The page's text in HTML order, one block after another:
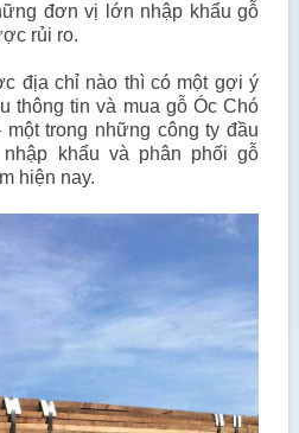
đơn vị lớn nhập khẩu gỗ
rủi ro.
địa chỉ nào thì có một gợi ý
thông tin và mua gỗ Óc Chó
một trong những công ty đầu
khẩu và phân phối gỗ
hiện nay.